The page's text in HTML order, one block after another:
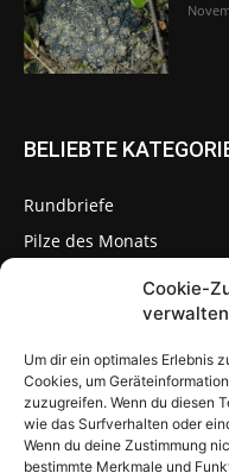
Cookie-
verwalten
Um dir ein optimales Erlebnis
Cookies, um
zuzugreifen. Wenn du diesen
wie das Surfverhalten oder
Wenn du deine Zustimmung
bestimmte Merkmale und
BELIEBTE
Rundbriefe
Pilze des Monats